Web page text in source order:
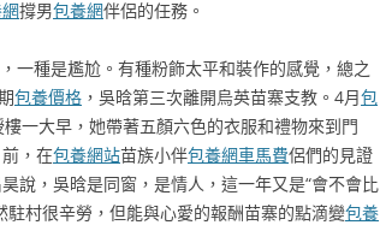
撐男包養網伴侶的任務。
一種是尷尬。有種粉飾太平和裝作的感覺，總之
包養價格 ，吳晗第三次離開烏英苗寨支教。4月包
一大早，她帶著五顏六色的衣服和禮物來到門
，在包養網站苗族小伴包養網車馬費侶們的見證
說，吳晗是同窗，是情人，這一年又是“會不會比
村很辛勞，但能與心愛的報酬苗寨的點滴變包養